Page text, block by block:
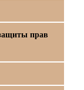
прав